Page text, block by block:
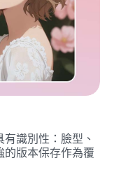
識別性：臉型、
的版本保存作為覆